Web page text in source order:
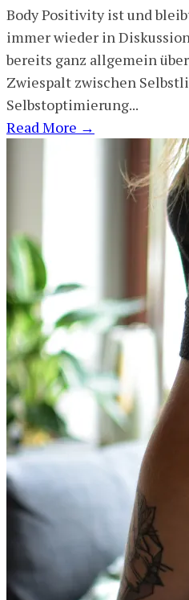
Body Positivity ist und
immer wieder in
bereits ganz allgemein
Zwiespalt zwischen
Selbstoptimierung...
Read More →